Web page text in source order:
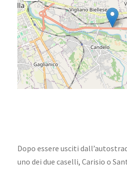
Dopo essere usciti
uno dei due caselli, Carisio o